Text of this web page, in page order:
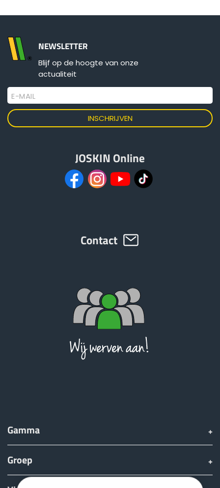
NEWSLETTER
Blijf op de hoogte van onze
actualiteit
E-MAIL
JOSKIN Online
Contact
Gamma
Groep